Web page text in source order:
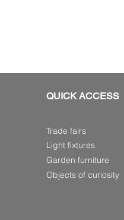
QUICK ACCESS
Trade fairs
Light fixtures
Garden furniture
Objects of curiosity